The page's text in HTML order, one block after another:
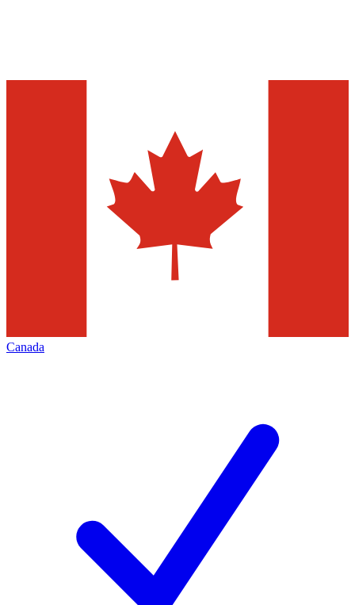
Canada